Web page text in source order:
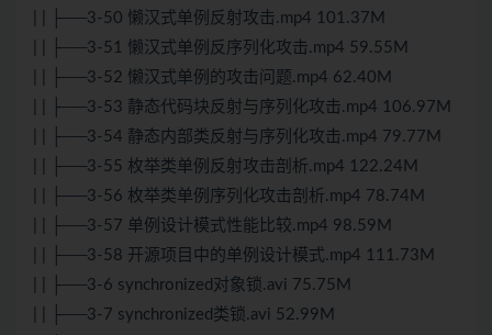
| | ├──3-50 懒汉式单例反射攻击.mp4 101.37M
| | ├──3-51 懒汉式单例反序列化攻击.mp4 59.55M
| | ├──3-52 懒汉式单例的攻击问题.mp4 62.40M
| | ├──3-53 静态代码块反射与序列化攻击.mp4 106.97M
| | ├──3-54 静态内部类反射与序列化攻击.mp4 79.77M
| | ├──3-55 枚举类单例反射攻击剖析.mp4 122.24M
| | ├──3-56 枚举类单例序列化攻击剖析.mp4 78.74M
| | ├──3-57 单例设计模式性能比较.mp4 98.59M
| | ├──3-58 开源项目中的单例设计模式.mp4 111.73M
| | ├──3-6 synchronized对象锁.avi 75.75M
| | ├──3-7 synchronized类锁.avi 52.99M